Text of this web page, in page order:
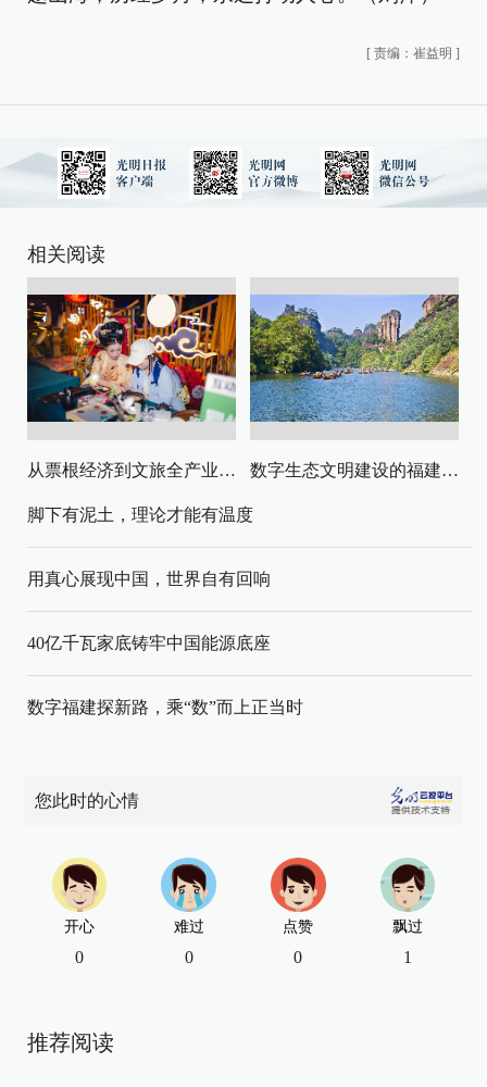
[ 责编：崔益明 ]
相关阅读
从票根经济到文旅全产业链升级 数字生态文明建设的福建路径与启示
脚下有泥土，理论才能有温度
用真心展现中国，世界自有回响
40亿千瓦家底铸牢中国能源底座
数字福建探新路，乘“数”而上正当时
您此时的心情
开心
0
难过
0
点赞
0
飘过
1
推荐阅读